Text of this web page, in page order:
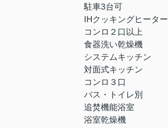
駐車3台可
IHクッキングヒーター
コンロ２口以上
食器洗い乾燥機
システムキッチン
対面式キッチン
コンロ３口
バス・トイレ別
追焚機能浴室
浴室乾燥機